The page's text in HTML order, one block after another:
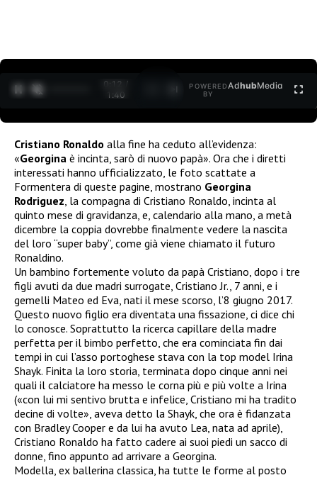
0:13 /
1:40
POWERED
BY
AdhubMedia
Cristiano Ronaldo alla fine ha ceduto all’evidenza:
«Georgina è incinta, sarò di nuovo papà». Ora che i diretti
interessati hanno ufficializzato, le foto scattate a
Formentera di queste pagine, mostrano Georgina
Rodriguez , la compagna di Cristiano Ronaldo, incinta al
quinto mese di gravidanza, e, calendario alla mano, a metà
dicembre la coppia dovrebbe finalmente vedere la nascita
del loro “super baby”, come già viene chiamato il futuro
Ronaldino.
Un bambino fortemente voluto da papà Cristiano, dopo i tre
figli avuti da due madri surrogate, Cristiano Jr., 7 anni, e i
gemelli Mateo ed Eva, nati il mese scorso, l’8 giugno 2017.
Questo nuovo figlio era diventata una fissazione, ci dice chi
lo conosce. Soprattutto la ricerca capillare della madre
perfetta per il bimbo perfetto, che era cominciata fin dai
tempi in cui l’asso portoghese stava con la top model Irina
Shayk. Finita la loro storia, terminata dopo cinque anni nei
quali il calciatore ha messo le corna più e più volte a Irina
(«con lui mi sentivo brutta e infelice, Cristiano mi ha tradito
decine di volte», aveva detto la Shayk, che ora è fidanzata
con Bradley Cooper e da lui ha avuto Lea, nata ad aprile),
Cristiano Ronaldo ha fatto cadere ai suoi piedi un sacco di
donne, fino appunto ad arrivare a Georgina.
Modella, ex ballerina classica, ha tutte le forme al posto